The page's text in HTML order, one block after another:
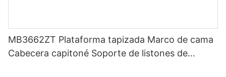
MB3662ZT Plataforma tapizada Marco de cama
Cabecera capitoné Soporte de listones de